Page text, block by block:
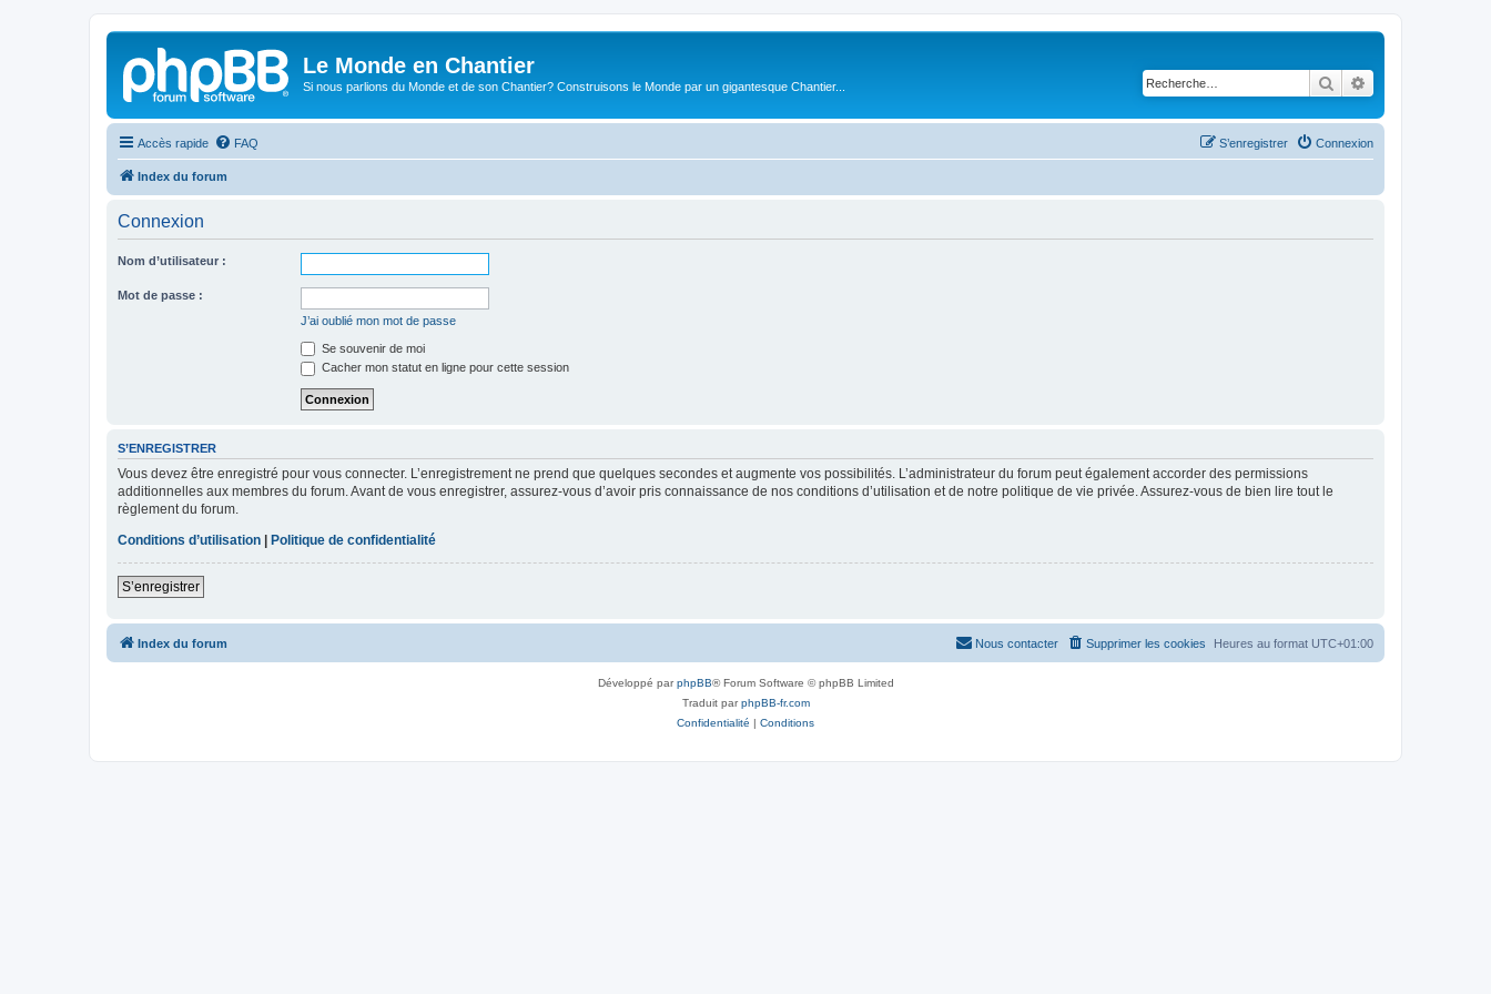
Le Monde en Chantier
Si nous parlions du Monde et de son Chantier? Construisons le Monde par un gigantesque Chantier... Rechercher
Accès rapide FAQ Connexion
S’enregistrer
Index du forum
Connexion
Nom d’utilisateur :
Mot de passe :
J’ai oublié mon mot de passe
Se souvenir de moi
Cacher mon statut en ligne pour cette session
S’ENREGISTRER
Vous devez être enregistré pour vous connecter. L’enregistrement ne prend que quelques secondes et augmente vos possibilités. L’administrateur du forum peut également accorder des permissions
additionnelles aux membres du forum. Avant de vous enregistrer, assurez-vous d’avoir pris connaissance de nos conditions d’utilisation et de notre politique de vie privée. Assurez-vous de bien lire tout le
règlement du forum.
Conditions d’utilisation
Politique de confidentialité
S’enregistrer
Index du forum Heures au format UTC+01:00
Supprimer les cookies
Nous contacter
Développé parphpBB® Forum Software © phpBB Limited
Traduit parphpBB-fr.com
Confidentialité | Conditions